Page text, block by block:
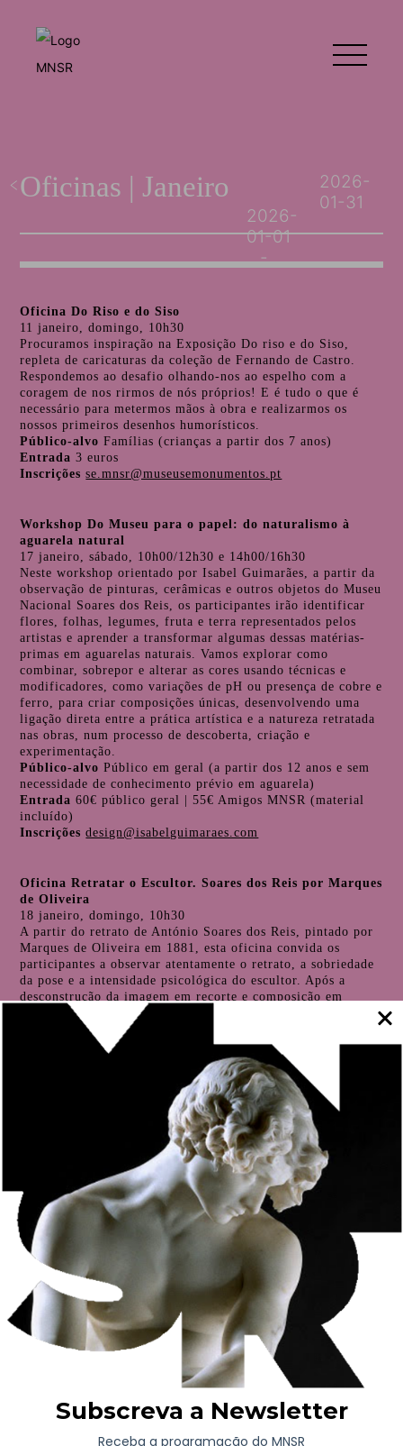
Oficinas | Janeiro
2026-
01-31
2026-
01-01
Oficina Do Riso e do Siso
11 janeiro, domingo, 10h30
Procuramos inspiração na Exposição Do riso e do Siso,
repleta de caricaturas da coleção de Fernando de Castro.
Respondemos ao desafio olhando-nos ao espelho com a
coragem de nos rirmos de nós próprios! E é tudo o que é
necessário para metermos mãos à obra e realizarmos os
nossos primeiros desenhos humorísticos.
Público-alvo Famílias (crianças a partir dos 7 anos)
Entrada 3 euros
Inscrições se.mnsr@museusemonumentos.pt
Workshop Do Museu para o papel: do naturalismo à
aguarela natural
17 janeiro, sábado, 10h00/12h30 e 14h00/16h30
Neste workshop orientado por Isabel Guimarães, a partir da
observação de pinturas, cerâmicas e outros objetos do Museu
Nacional Soares dos Reis, os participantes irão identificar
flores, folhas, legumes, fruta e terra representados pelos
artistas e aprender a transformar algumas dessas matérias-
primas em aguarelas naturais. Vamos explorar como
combinar, sobrepor e alterar as cores usando técnicas e
modificadores, como variações de pH ou presença de cobre e
ferro, para criar composições únicas, desenvolvendo uma
ligação direta entre a prática artística e a natureza retratada
nas obras, num processo de descoberta, criação e
experimentação.
Público-alvo Público em geral (a partir dos 12 anos e sem
necessidade de conhecimento prévio em aguarela)
Entrada60€ público geral | 55€ Amigos MNSR (material
incluído)
Inscrições design@isabelguimaraes.com
Oficina Retratar o Escultor. Soares dos Reis por Marques
de Oliveira
18 janeiro, domingo, 10h30
A partir do retrato de António Soares dos Reis, pintado por
Marques de Oliveira em 1881, esta oficina convida os
participantes a observar atentamente o retrato, a sobriedade
da pose e a intensidade psicológica do escultor. Após a
desconstrução da imagem em recorte e composição em
cartão, os participantes irão pintar a composição,
explorando a sua própria imaginação e exercitando a
criatividade através da cor e movimento.
Famílias (crianças a partir dos 7 anos)
3 euros por participante
se.mnsr@museusemonumentos.pt
Oficina Entre páginas, a natureza em pausa
25 janeiro, domingo, 10h30
Uma oficina de criação de marcadores de livros para realizar
em família, onde a delicadeza das pinturas de naturezas-
mortas do século XVII encontra a precisão dos herbários.
Vamos observar, compor e criar marcadores de livros únicos,
transformando flores, folhas e lembranças, em arte para
acompanhar as próximas leituras.
Público-alvo
Famílias (crianças a partir dos 6 anos)
Entrada
3 euros por participante
Inscrições
se.mnsr@museusemonumentos.pt
Curso Paisagens em Diálogo: a paisagem como
25 janeiro, domingo, 10h00/13h00 e 14h00/17h00
Este curso de aguarela, orientado por Joana Padilha, convida
os participantes a observar a paisagem como um espaço de
cruzamento: entre o olhar contemporâneo e as obras do